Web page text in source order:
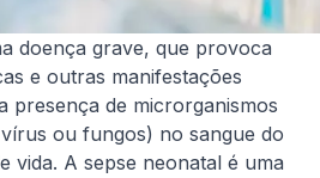
doença grave, que provoca
e outras manifestações
presença de microrganismos
ou fungos) no sangue do
vida. A sepse neonatal é uma